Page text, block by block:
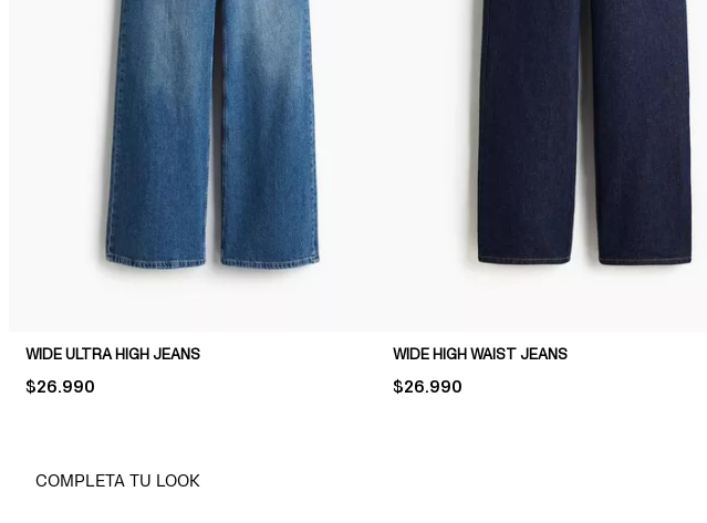
WIDE ULTRA HIGH JEANS
PRICE:
$26.990
WIDE HIGH WAIST JEANS
PRICE:
$26.990
COMPLETA TU LOOK